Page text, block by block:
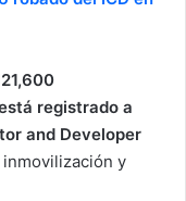
registrado a
and Developer
y